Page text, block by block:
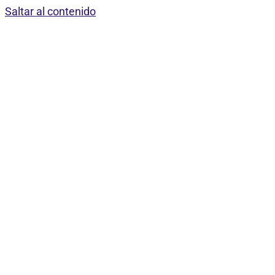
Saltar al contenido